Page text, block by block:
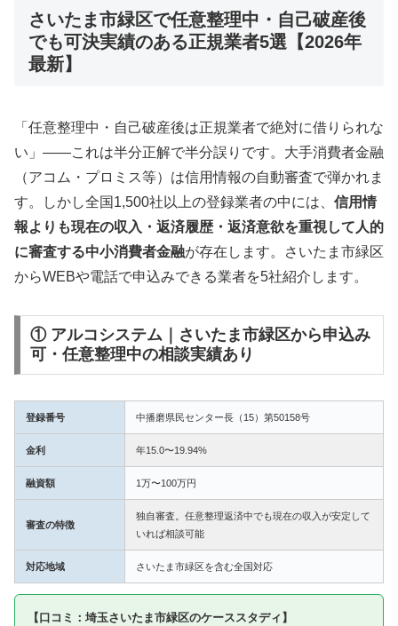
さいたま市緑区で任意整理中・自己破産後
でも可決実績のある正規業者5選【2026年
最新】
「任意整理中・自己破産後は正規業者で絶対に借りられな
い」——これは半分正解で半分誤りです。大手消費者金融
（アコム・プロミス等）は信用情報の自動審査で弾かれま
す。しかし全国1,500社以上の登録業者の中には、 信用情
報よりも現在の収入・返済履歴・返済意欲を重視して人的
に審査する中小消費者金融が存在します。さいたま市緑区
からWEBや電話で申込みできる業者を5社紹介します。
① アルコシステム｜さいたま市緑区から申込み
可・任意整理中の相談実績あり
登録番号 中播磨県民センター長（15）第50158号
金利 年15.0〜19.94%
融資額 1万〜100万円
審査の特徴
独自審査。任意整理返済中でも現在の収入が安定して
いれば相談可能
対応地域 さいたま市緑区を含む全国対応
【口コミ：埼玉さいたま市緑区のケーススタディ】